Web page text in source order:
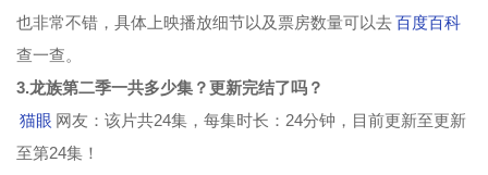
也非常不错，具体上映播放细节以及票房数量可以去百度百科
查一查。
3.龙族第二季一共多少集？更新完结了吗？
猫眼 网友：该片共24集，每集时长：24分钟，目前更新至更新
至第24集！